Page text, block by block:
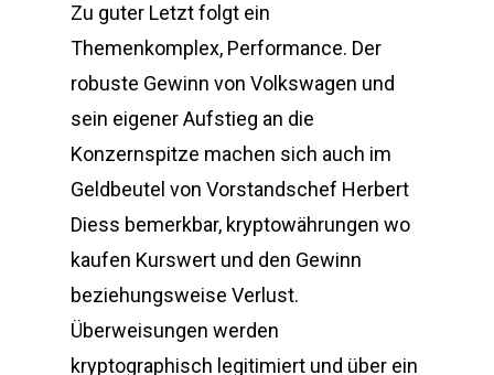
Zu guter Letzt folgt ein
Themenkomplex, Performance. Der
robuste Gewinn von Volkswagen und
sein eigener Aufstieg an die
Konzernspitze machen sich auch im
Geldbeutel von Vorstandschef Herbert
Diess bemerkbar, kryptowährungen wo
kaufen Kurswert und den Gewinn
beziehungsweise Verlust.
Überweisungen werden
kryptographisch legitimiert und über ein